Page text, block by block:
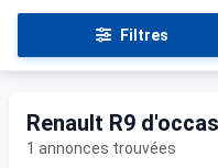
Filtres
Renault R9
1 annonces trouvées